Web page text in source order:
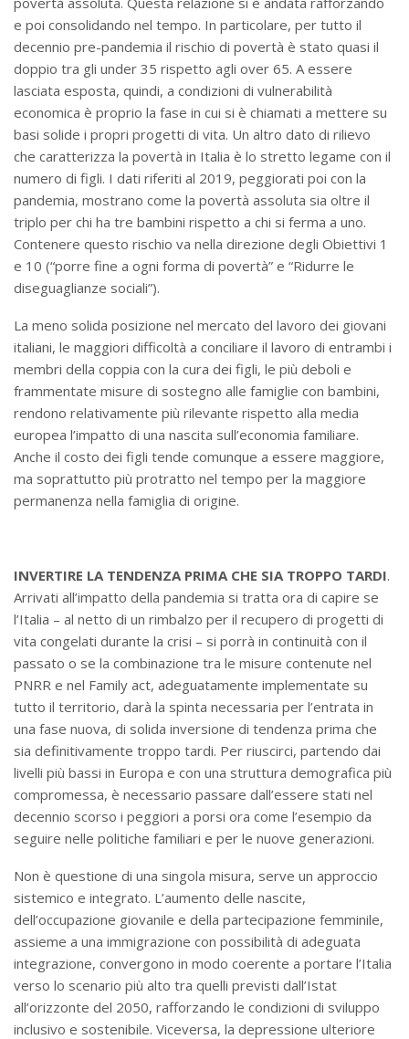
e poi consolidando nel tempo. In particolare, per tutto il
decennio pre-pandemia il rischio di povertà è stato quasi il
doppio tra gli under 35 rispetto agli over 65. A essere
lasciata esposta, quindi, a condizioni di vulnerabilità
economica è proprio la fase in cui si è chiamati a mettere su
basi solide i propri progetti di vita. Un altro dato di rilievo
che caratterizza la povertà in Italia è lo stretto legame con il
numero di figli. I dati riferiti al 2019, peggiorati poi con la
pandemia, mostrano come la povertà assoluta sia oltre il
triplo per chi ha tre bambini rispetto a chi si ferma a uno.
Contenere questo rischio va nella direzione degli Obiettivi 1
e 10 (“porre fine a ogni forma di povertà” e “Ridurre le
diseguaglianze sociali”).
La meno solida posizione nel mercato del lavoro dei giovani
italiani, le maggiori difficoltà a conciliare il lavoro di entrambi i
membri della coppia con la cura dei figli, le più deboli e
frammentate misure di sostegno alle famiglie con bambini,
rendono relativamente più rilevante rispetto alla media
europea l’impatto di una nascita sull’economia familiare.
Anche il costo dei figli tende comunque a essere maggiore,
ma soprattutto più protratto nel tempo per la maggiore
permanenza nella famiglia di origine.
INVERTIRE LA TENDENZA PRIMA CHE SIA TROPPO TARDI.
Arrivati all’impatto della pandemia si tratta ora di capire se
l’Italia – al netto di un rimbalzo per il recupero di progetti di
vita congelati durante la crisi – si porrà in continuità con il
passato o se la combinazione tra le misure contenute nel
PNRR e nel Family act, adeguatamente implementate su
tutto il territorio, darà la spinta necessaria per l’entrata in
una fase nuova, di solida inversione di tendenza prima che
sia definitivamente troppo tardi. Per riuscirci, partendo dai
livelli più bassi in Europa e con una struttura demografica più
compromessa, è necessario passare dall’essere stati nel
decennio scorso i peggiori a porsi ora come l’esempio da
seguire nelle politiche familiari e per le nuove generazioni.
Non è questione di una singola misura, serve un approccio
sistemico e integrato. L’aumento delle nascite,
dell’occupazione giovanile e della partecipazione femminile,
assieme a una immigrazione con possibilità di adeguata
integrazione, convergono in modo coerente a portare l’Italia
verso lo scenario più alto tra quelli previsti dall’Istat
all’orizzonte del 2050, rafforzando le condizioni di sviluppo
inclusivo e sostenibile. Viceversa, la depressione ulteriore